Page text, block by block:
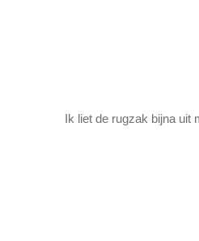
Ik liet de rugzak bijna uit